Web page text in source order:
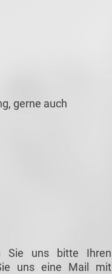
gerne auch
Sie uns bitte Ihren
uns eine Mail mit